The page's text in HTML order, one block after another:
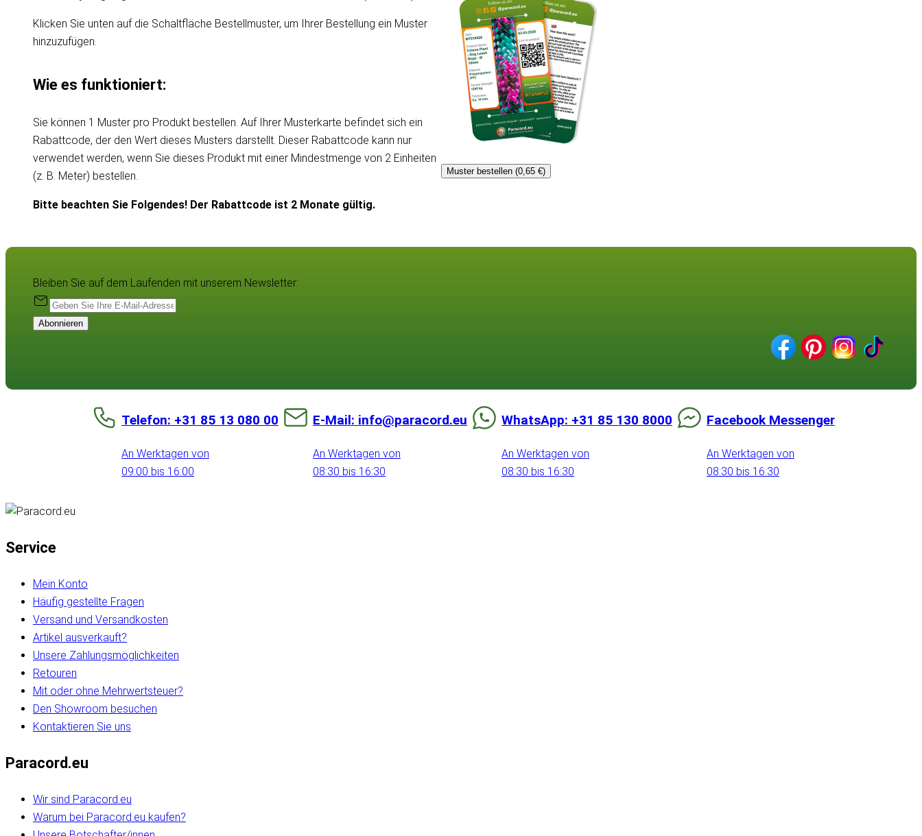
Klicken Sie unten auf die Schaltfläche Bestellmuster, um Ihrer Bestellung ein Muster
hinzuzufügen.
Wie es funktioniert:
Sie können 1 Muster pro Produkt bestellen. Auf Ihrer Musterkarte befindet sich ein
Rabattcode, der den Wert dieses Musters darstellt. Dieser Rabattcode kann nur
verwendet werden, wenn Sie dieses Produkt mit einer Mindestmenge von 2 Einheiten
(z. B. Meter) bestellen.
Bitte beachten Sie Folgendes! Der Rabattcode ist 2 Monate gültig.
Muster bestellen (0,65 €)
Bleiben Sie auf dem Laufenden mit unserem Newsletter:
Abonnieren
Telefon: +31 85 13 080 00
An Werktagen von
09:00 bis 16:00
E-Mail: info@paracord.eu
An Werktagen von
08:30 bis 16:30
WhatsApp: +31 85 130 8000
An Werktagen von
08:30 bis 16:30
Facebook Messenger
An Werktagen von
08:30 bis 16:30
Service
Mein Konto
Häufig gestellte Fragen
Versand und Versandkosten
Artikel ausverkauft?
Unsere Zahlungsmöglichkeiten
Retouren
Mit oder ohne Mehrwertsteuer?
Den Showroom besuchen
Kontaktieren Sie uns
Paracord.eu
Wir sind Paracord.eu
Warum bei Paracord.eu kaufen?